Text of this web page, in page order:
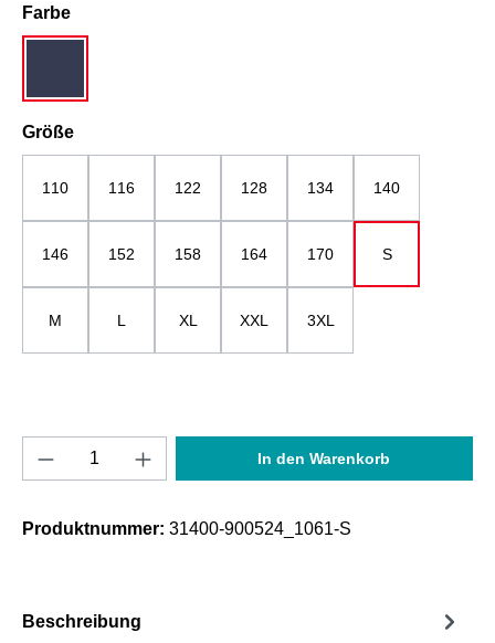
Farbeauswählen
Größeauswählen
110 116 122 128 134 140
146 152 158 164 170 S
M L XL XXL 3XL
Produkt Anzahl: Gib den gewünschten
In den Warenkorb
Produktnummer: 31400-900524_1061-S
Beschreibung